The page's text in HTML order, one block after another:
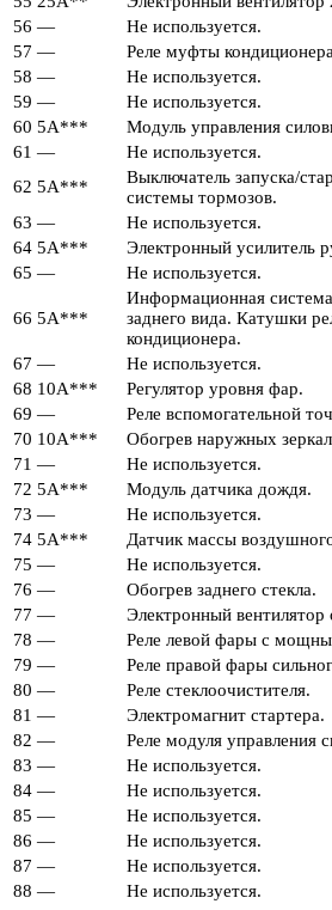
56 —
Не используется.
57 —
Реле муфты
58 —
Не используется.
59 —
Не используется.
60 5А***
Модуль управления
61 —
Не используется.
62 5А***
Выключатель запуска/
системы тормозов.
63 —
Не используется.
64 5А***
Электронный усилитель
65 — Не используется.
66 5А***
Информационная
заднего вида. Катушки
кондиционера.
67 —
Не используется.
68 10А***
Регулятор уровня фар.
69 —
Реле вспомогательной
70 10А***
Обогрев наружных
71 —
Не используется.
72 5А***
Модуль датчика дождя.
73 —
Не используется.
74 5А***
Датчик массы
75 —
Не используется.
76 —
Обогрев заднего стекла.
77 —
Электронный вентилятор
78 —
Реле левой фары с
79 —
Реле правой фары
80 —
Реле стеклоочистителя.
81 —
Электромагнит стартера.
82 —
Реле модуля управления
83 —
Не используется.
84 —
Не используется.
85 —
Не используется.
86 —
Не используется.
87 —
Не используется.
88 —
Не используется.